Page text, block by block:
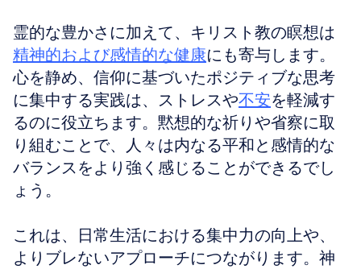
霊的な豊かさに加えて、キリスト教の瞑想は
精神的および感情的な健康にも寄与します。
心を静め、信仰に基づいたポジティブな思考
に集中する実践は、ストレスや不安を軽減す
るのに役立ちます。黙想的な祈りや省察に取
り組むことで、人々は内なる平和と感情的な
バランスをより強く感じることができるでし
ょう。
これは、日常生活における集中力の向上や、
よりブレないアプローチにつながります。神